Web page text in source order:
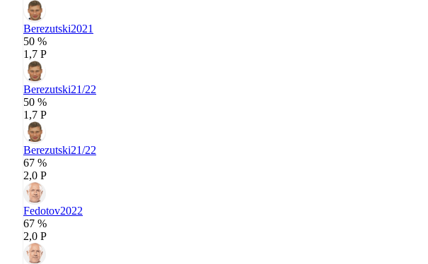
Berezutski2021
50 %
1,7 P
Berezutski21/22
50 %
1,7 P
Berezutski21/22
67 %
2,0 P
Fedotov2022
67 %
2,0 P